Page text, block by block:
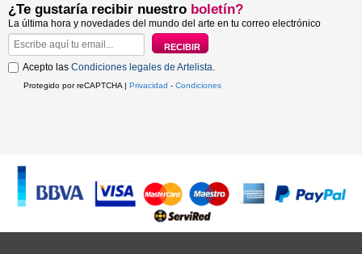
¿Te gustaría recibir nuestro boletín?
La última hora y novedades del mundo del arte en tu correo electrónico
Acepto las Condiciones legales de Artelista.
Protegido por reCAPTCHA | Privacidad - Condiciones